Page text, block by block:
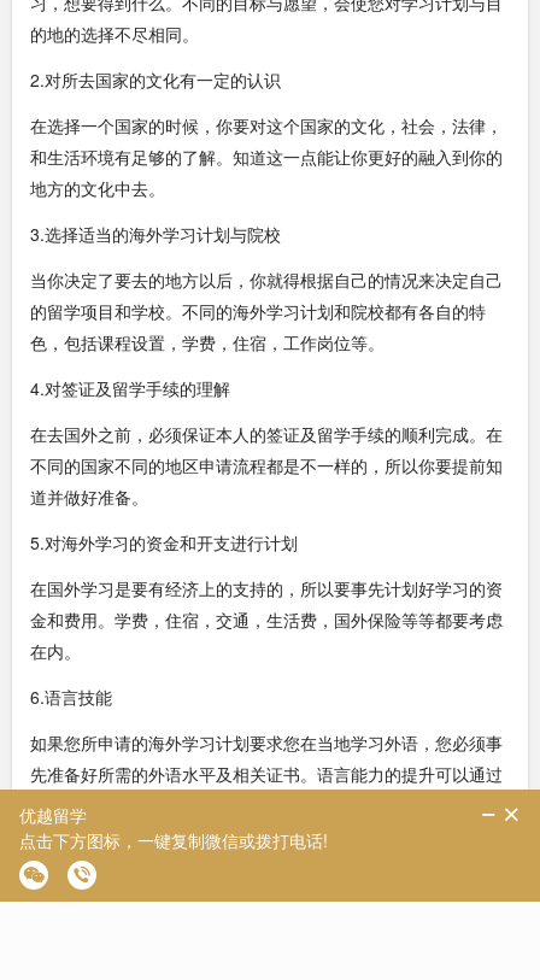
的地的选择不尽相同。
2.对所去国家的文化有一定的认识
在选择一个国家的时候，你要对这个国家的文化，社会，法律，
和生活环境有足够的了解。知道这一点能让你更好的融入到你的
地方的文化中去。
3.选择适当的海外学习计划与院校
当你决定了要去的地方以后，你就得根据自己的情况来决定自己
的留学项目和学校。不同的海外学习计划和院校都有各自的特
色，包括课程设置，学费，住宿，工作岗位等。
4.对签证及留学手续的理解
在去国外之前，必须保证本人的签证及留学手续的顺利完成。在
不同的国家不同的地区申请流程都是不一样的，所以你要提前知
道并做好准备。
5.对海外学习的资金和开支进行计划
在国外学习是要有经济上的支持的，所以要事先计划好学习的资
金和费用。学费，住宿，交通，生活费，国外保险等等都要考虑
在内。
6.语言技能
如果您所申请的海外学习计划要求您在当地学习外语，您必须事
先准备好所需的外语水平及相关证书。语言能力的提升可以通过
自学或者报读一些课程来实现。
7.食宿和生活准备
在出国留学后，你需要解决住宿和日常生活问题。需要了解当地